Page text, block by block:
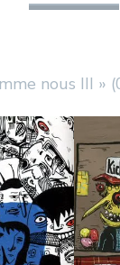
nous III »